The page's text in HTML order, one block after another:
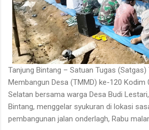
Tanjung Bintang – Satuan Tugas (Satgas)
Membangun Desa (TMMD) ke-120 Kodim
Selatan bersama warga Desa Budi
Bintang, menggelar syukuran di lokasi
pembangunan jalan onderlagh, Rabu